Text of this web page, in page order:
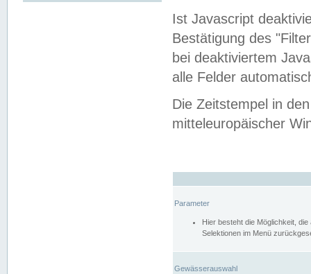
Ist Javascript
Bestätigung des
bei deaktiviertem
alle Felder
Die Zeitstempel in
mitteleuropäischer
Parameter
Hier besteht die Möglichkeit,
Selektionen im Menü
Gewässerauswahl